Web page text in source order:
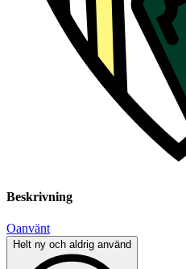
Beskrivning
Oanvänt
Helt ny och aldrig använd